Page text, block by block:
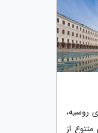
روسیه،
از